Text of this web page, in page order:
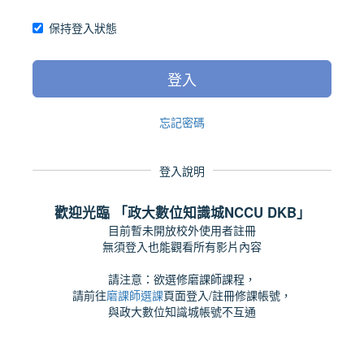
保持登入狀態
登入
忘記密碼
登入說明
歡迎光臨 「政大數位知識城NCCU DKB」
目前暫未開放校外使用者註冊
無須登入也能觀看所有影片內容
請注意：欲選修磨課師課程，
請前往磨課師選課頁面登入/註冊修課帳號，
與政大數位知識城帳號不互通